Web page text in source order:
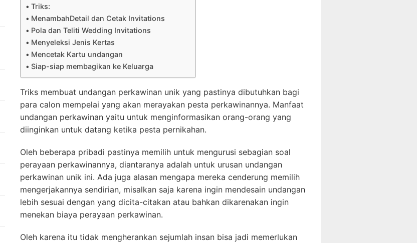
Triks:
MenambahDetail dan Cetak Invitations
Pola dan Teliti Wedding Invitations
Menyeleksi Jenis Kertas
Mencetak Kartu undangan
Siap-siap membagikan ke Keluarga
Triks membuat undangan perkawinan unik yang pastinya dibutuhkan bagi
para calon mempelai yang akan merayakan pesta perkawinannya. Manfaat
undangan perkawinan yaitu untuk menginformasikan orang-orang yang
diinginkan untuk datang ketika pesta pernikahan.
Oleh beberapa pribadi pastinya memilih untuk mengurusi sebagian soal
perayaan perkawinannya, diantaranya adalah untuk urusan undangan
perkawinan unik ini. Ada juga alasan mengapa mereka cenderung memilih
mengerjakannya sendirian, misalkan saja karena ingin mendesain undangan
lebih sesuai dengan yang dicita-citakan atau bahkan dikarenakan ingin
menekan biaya perayaan perkawinan.
Oleh karena itu tidak mengherankan sejumlah insan bisa jadi memerlukan